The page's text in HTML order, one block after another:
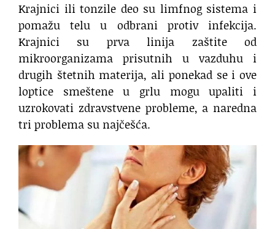
Krajnici ili tonzile deo su limfnog sistema i
pomažu telu u odbrani protiv infekcija.
Krajnici su prva linija zaštite od
mikroorganizama prisutnih u vazduhu i
drugih štetnih materija, ali ponekad se i ove
loptice smeštene u grlu mogu upaliti i
uzrokovati zdravstvene probleme, a naredna
tri problema su najčešća.